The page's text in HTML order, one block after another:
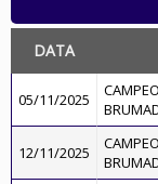
DATA
05/11/2025
12/11/2025